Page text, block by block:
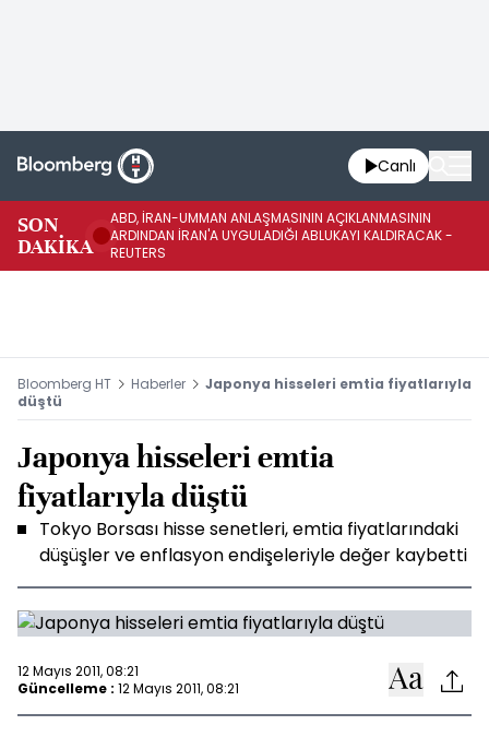
Canlı
SON
DAKİKA
ABD, İRAN-UMMAN ANLAŞMASININ AÇIKLANMASININ
ARDINDAN İRAN'A UYGULADIĞI ABLUKAYI KALDIRACAK -
REUTERS
Bloomberg HT Haberler
Japonya hisseleri emtia fiyatlarıyla
düştü
Japonya hisseleri emtia
fiyatlarıyla düştü
Tokyo Borsası hisse senetleri, emtia fiyatlarındaki
düşüşler ve enflasyon endişeleriyle değer kaybetti
12 Mayıs 2011, 08:21
Güncelleme : 12 Mayıs 2011, 08:21